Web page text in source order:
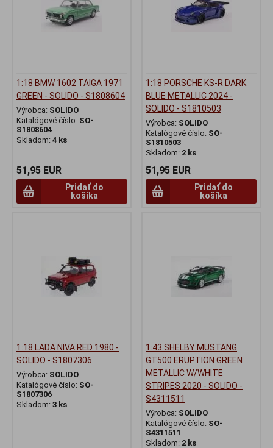
1:18 BMW 1602 TAIGA 1971
GREEN - SOLIDO - S1808604
Výrobca: SOLIDO
Katalógové číslo: SO-
S1808604
Skladom: 4 ks
51,95 EUR
Pridať do
košíka
1:18 PORSCHE KS-R DARK
BLUE METALLIC 2024 -
SOLIDO - S1810503
Výrobca: SOLIDO
Katalógové číslo: SO-
S1810503
Skladom: 2 ks
51,95 EUR
Pridať do
košíka
1:18 LADA NIVA RED 1980 -
SOLIDO - S1807306
Výrobca: SOLIDO
Katalógové číslo: SO-
S1807306
Skladom: 3 ks
1:43 SHELBY MUSTANG
GT500 ERUPTION GREEN
METALLIC W/WHITE
STRIPES 2020 - SOLIDO -
S4311511
Výrobca: SOLIDO
Katalógové číslo: SO-
S4311511
Skladom: 2 ks